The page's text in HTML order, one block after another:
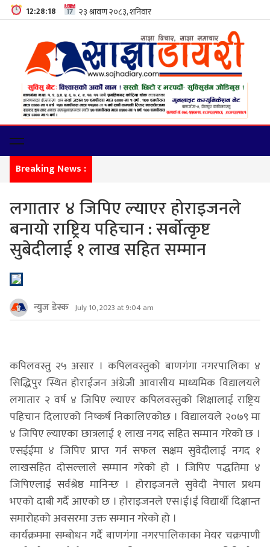
12:28:19
Breaking News :
लगातार ४ जिपिए ल्याएर होराइजनले
बनायो राष्ट्रिय पहिचान : सर्बाेत्कृष्ट
सुबेदीलाई १ लाख सहित सम्मान
न्युज डेस्क July 10, 2023 at 9:04 am
कपिलवस्तु २५ असार । कपिलवस्तुको बाणगंगा नगरपालिका ४
सिद्धिपुर स्थित होराईजन अंग्रेजी आवासीय माध्यमिक विद्यालयले
लगातार २ वर्ष ४ जिपिए ल्याएर कपिलवस्तुको शिक्षालाई राष्ट्रिय
पहिचान दिलाएको निष्कर्ष निकालिएकोछ । विद्यालयले २०७९ मा
४ जिपिए ल्याएका छात्रलाई १ लाख नगद सहित सम्मान गरेको छ ।
एसईईमा ४ जिपिए प्राप्त गर्न सफल सक्षम सुवेदीलाई नगद १
लाखसहित दोसल्लाले सम्मान गरेको हो । जिपिए पद्धतिमा ४
जिपिएलाई सर्वश्रेष्ठ मानिन्छ । होराइजनले सुवेदी नेपाल प्रथम
भएको दाबी गर्दै आएको छ । होराइजनले एस।ई।ईं विद्यार्थी दिक्षान्त
समारोहको अवसरमा उक्त सम्मान गरेको हो ।
कार्यक्रममा सम्बोधन गर्दै बाणगंगा नगरपालिकाका मेयर चक्रपाणी